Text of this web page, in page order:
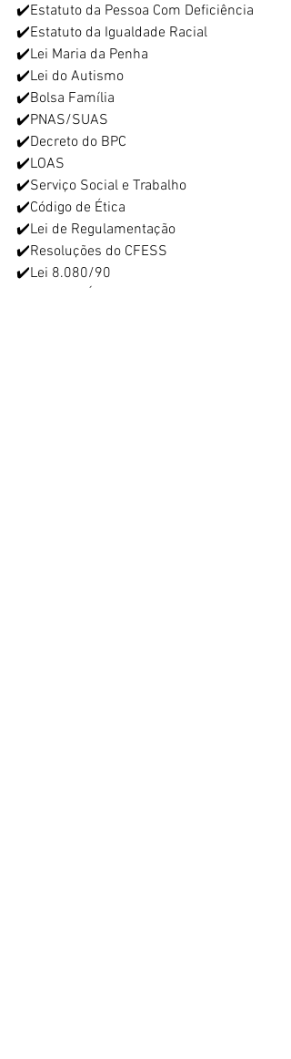
✔️Estatuto da Pessoa Com Deficiência
✔️Estatuto da Igualdade Racial
✔️Lei Maria da Penha
✔️Lei do Autismo
✔️Bolsa Família
✔️PNAS/SUAS
✔️Decreto do BPC
✔️LOAS
✔️Serviço Social e Trabalho
✔️Código de Ética
✔️Lei de Regulamentação
✔️Resoluções do CFESS
✔️Lei 8.080/90